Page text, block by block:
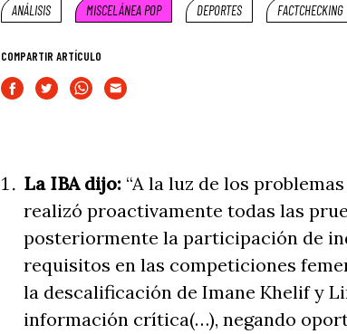
ANÁLISIS MISCELÁNEA POP DEPORTES FACTCHECKING
COMPARTIR ARTÍCULO
La IBA dijo: “A la luz de los
realizó proactivamente todas las
posteriormente la participación de
requisitos en las competiciones
la descalificación de Imane Khelif y
información crítica(…), negando